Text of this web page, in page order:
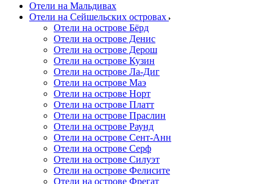
Отели на Мальдивах
Отели на Сейшельских островах
Отели на острове Бёрд
Отели на острове Денис
Отели на острове Дерош
Отели на острове Кузин
Отели на острове Ла-Диг
Отели на острове Маэ
Отели на острове Норт
Отели на острове Платт
Отели на острове Праслин
Отели на острове Раунд
Отели на острове Сент-Анн
Отели на острове Серф
Отели на острове Силуэт
Отели на острове Фелисите
Отели на острове Фрегат